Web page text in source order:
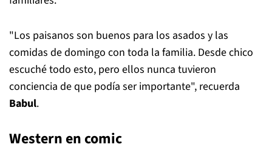
"Los paisanos son buenos para los asados y las
comidas de domingo con toda la familia. Desde chico
escuché todo esto, pero ellos nunca tuvieron
conciencia de que podía ser importante", recuerda
Babul.
Western en comic